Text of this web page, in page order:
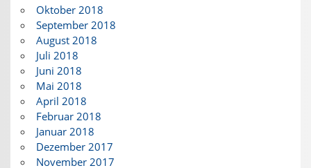
Oktober 2018
September 2018
August 2018
Juli 2018
Juni 2018
Mai 2018
April 2018
Februar 2018
Januar 2018
Dezember 2017
November 2017